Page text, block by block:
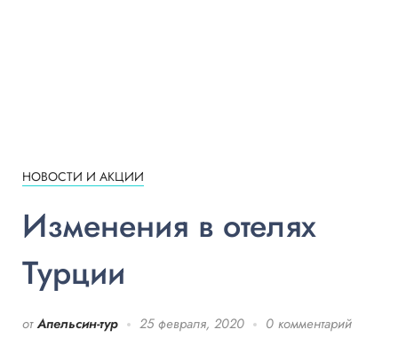
НОВОСТИ И АКЦИИ
Изменения в отелях
Турции
от Апельсин-тур 25 февраля, 2020 0 комментарий